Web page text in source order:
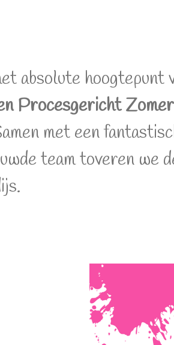
absolute hoogtepunt
Procesgericht
met een
team toveren we